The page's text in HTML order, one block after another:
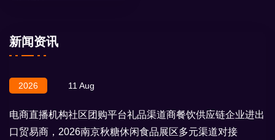
新闻资讯
2026 11 Aug
电商直播机构社区团购平台礼品渠道商餐饮供应链企业进出
口贸易商，2026南京秋糖休闲食品展区多元渠道对接